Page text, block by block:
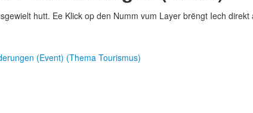
hutt. Ee Klick op den Numm vum Layer brëngt Iech direkt
(Event) (Thema Tourismus)